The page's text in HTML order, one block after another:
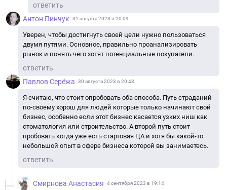
ответить
Антон Пинчук
31 августа 2023 в 20:09
Уверен, чтобы достигнуть своей цели нужно пользоваться
двумя путями. Основное, правильно проанализировать
рынок и понять чего хотят потенциальные покупатели.
ответить
Павлов Серёжа
30 августа 2023 в 20:43
Я считаю, что стоит опробовать оба способа. Путь страданий
по-своему хорош для людей которые только начинают свой
бизнес, особенно если этот бизнес касается узких ниш как
стоматология или строительство. А второй путь стоит
пробовать когда уже есть стартовая ЦА и хотя бы какой-то
небольшой опыт в сфере бизнеса которой вы занимаетесь.
ответить
Смирнова Анастасия 4 сентября 2023 в 19:14